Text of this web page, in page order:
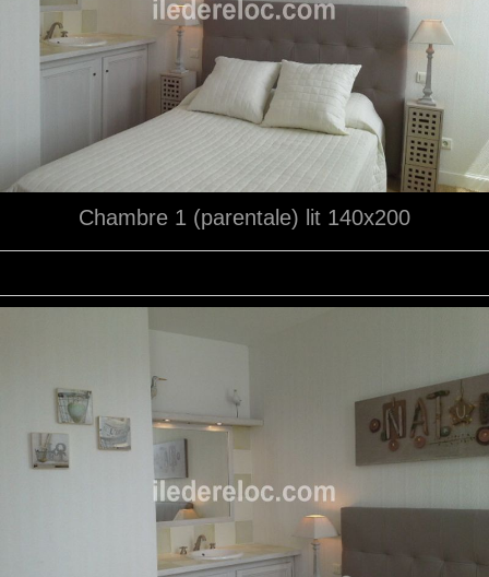
Chambre 1 (parentale) lit 140x200